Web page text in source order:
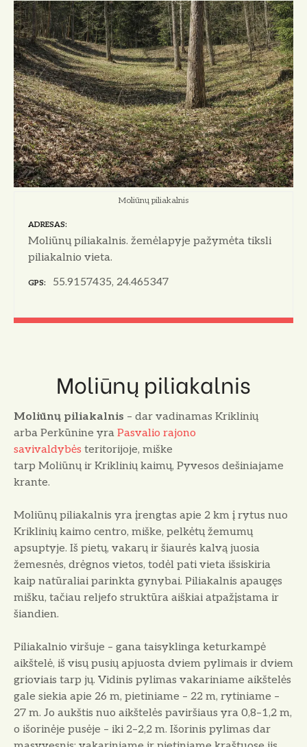
Moliūnų piliakalnis
ADRESAS
Moliūnų piliakalnis. žemėlapyje pažymėta tiksli
piliakalnio vieta.
GPS 55.9157435, 24.465347
Moliūnų piliakalnis
Moliūnų piliakalnis – dar vadinamas Kriklinių
arba Perkūnine yra Pasvalio rajono
savivaldybės teritorijoje, miške
tarp Moliūnų ir Kriklinių kaimų, Pyvesos dešiniajame
krante.
Moliūnų piliakalnis yra įrengtas apie 2 km į rytus nuo
Kriklinių kaimo centro, miške, pelkėtų žemumų
apsuptyje. Iš pietų, vakarų ir šiaurės kalvą juosia
žemesnės, drėgnos vietos, todėl pati vieta išsiskiria
kaip natūraliai parinkta gynybai. Piliakalnis apaugęs
mišku, tačiau reljefo struktūra aiškiai atpažįstama ir
šiandien.
Piliakalnio viršuje – gana taisyklinga keturkampė
aikštelė, iš visų pusių apjuosta dviem pylimais ir dviem
grioviais tarp jų. Vidinis pylimas vakariniame aikštelės
gale siekia apie 26 m, pietiniame – 22 m, rytiniame –
27 m. Jo aukštis nuo aikštelės paviršiaus yra 0,8–1,2 m,
o išorinėje pusėje – iki 2–2,2 m. Išorinis pylimas dar